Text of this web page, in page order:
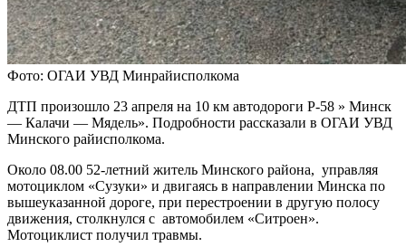
Фото: ОГАИ УВД Минрайисполкома
ДТП произошло 23 апреля на 10 км автодороги Р-58 » Минск
— Калачи — Мядель». Подробности рассказали в ОГАИ УВД
Минского райисполкома.
Около 08.00 52-летний житель Минского района, управляя
мотоциклом «Сузуки» и двигаясь в направлении Минска по
вышеуказанной дороге, при перестроении в другую полосу
движения, столкнулся с автомобилем «Ситроен».
Мотоциклист получил травмы.